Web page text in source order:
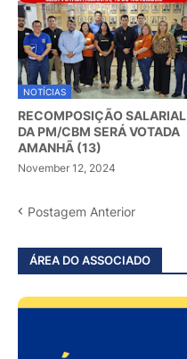
NOTÍCIAS
RECOMPOSIÇÃO SALARIAL
DA PM/CBM SERÁ VOTADA
AMANHÃ (13)
November 12, 2024
Postagem Anterior
ÁREA DO ASSOCIADO